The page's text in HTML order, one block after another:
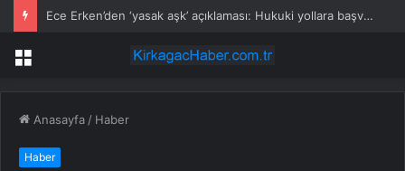
Ece Erken’den ‘yasak aşk’ açıklaması: Hukuki yollara başvuruyor
Menü
Anasayfa / Haber
Haber